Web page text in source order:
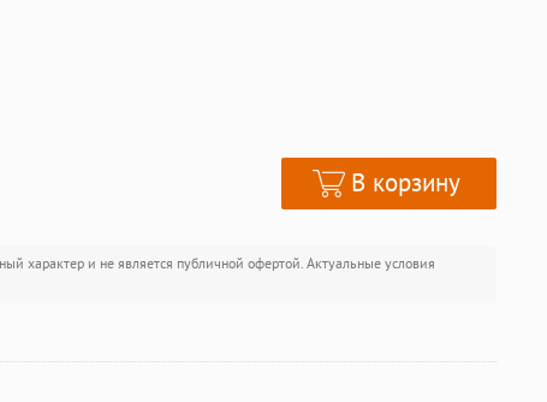
В корзину
характер и не является публичной офертой. Актуальные условия